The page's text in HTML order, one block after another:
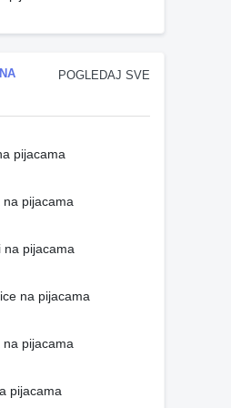
POGLEDAJ SVE
pijacama
pijacama
na pijacama
na pijacama
pijacama
pijacama